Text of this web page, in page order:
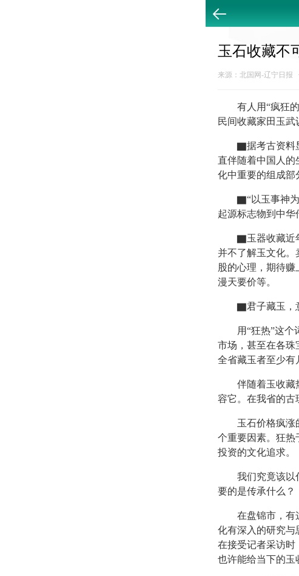
玉石收藏不
来源：北国网-辽宁日报
有人用“疯狂的
民间收藏家田玉
▇据考古资料显
直伴随着中国人的
化中重要的组成部
▇“以玉事神为礼
起源标志物到中华
▇玉器收藏近年
并不了解玉文化。
股的心理，期待
漫天要价等。
▇君子藏玉，意
用“狂热”这个词
市场，甚至在各珠
全省藏玉者至少有
伴随着玉收藏热
容它。在我省的古
玉石价格疯涨的
个重要因素。狂热
投资的文化追求。
我们究竟该以什
要的是传承什么？
在盘锦市，有这
化有深入的研究与
在接受记者采访时
也许能给当下的玉